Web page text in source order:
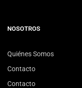
NOSOTROS
Quiénes Somos
Contacto
Contacto